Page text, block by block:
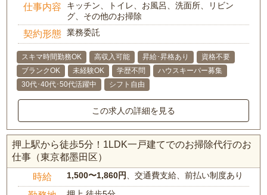
仕事内容
キッチン、トイレ、お風呂、洗面所、リビン
グ、その他のお掃除
契約形態 業務委託
スキマ時間勤務OK 高収入可能 昇給･昇格あり
資格不要
ブランクOK
未経験OK 学歴不問
ハウスキーパー募集
30代･40代･50代活躍中
シフト自由
この求人の詳細を見る
押上駅から徒歩5分！1LDK一戸建てでのお掃除代行のお
仕事（東京都墨田区）
時給 1,500〜1,860円 、交通費支給、前払い制度あり